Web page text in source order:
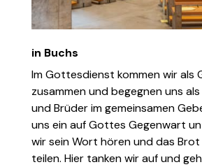
in Buchs
Im Gottesdienst kommen wir als
zusammen und begegnen uns
und Brüder im gemeinsamen
uns ein auf Gottes Gegenwart
wir sein Wort hören und das
teilen. Hier tanken wir auf und